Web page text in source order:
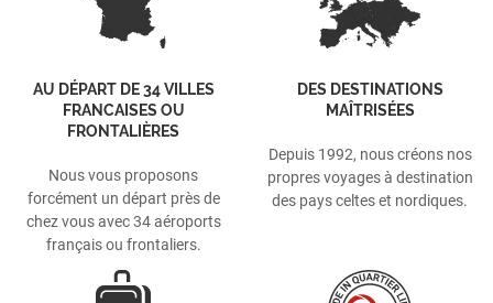
AU DÉPART DE 34 VILLES
FRANCAISES OU
FRONTALIÈRES
Nous vous proposons
forcément un départ près de
chez vous avec 34 aéroports
français ou frontaliers.
DES DESTINATIONS
MAÎTRISÉES
Depuis 1992, nous créons nos
propres voyages à destination
des pays celtes et nordiques.